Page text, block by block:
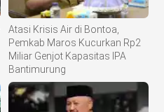
Atasi Krisis Air di Bontoa,
Pemkab Maros Kucurkan Rp2
Miliar Genjot Kapasitas IPA
Bantimurung